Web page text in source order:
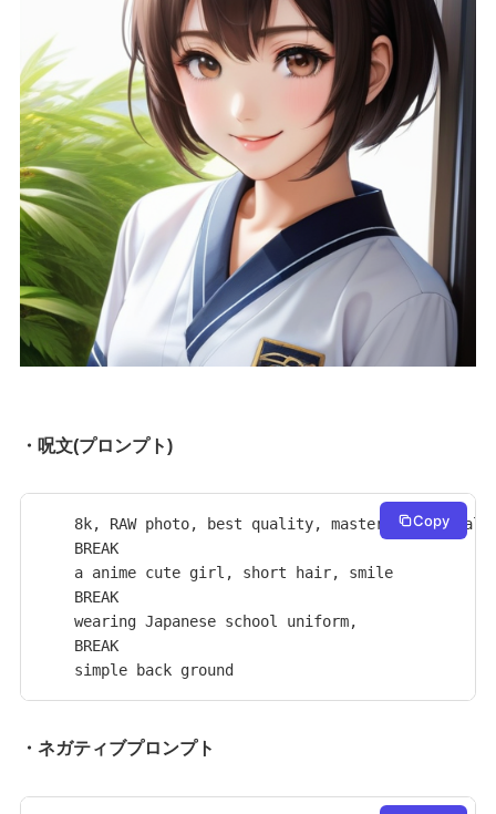
・呪文(プロンプト)
8k, RAW photo, best quality, masterpiece,
BREAK
a anime cute girl, short hair, smile
BREAK
wearing Japanese school uniform,
BREAK
simple back ground
Copy
・ネガティブプロンプト